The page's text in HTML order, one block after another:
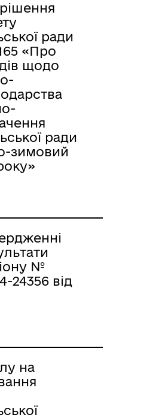
ради
«Про
щодо
ради
зимовий
№
24356 від
на